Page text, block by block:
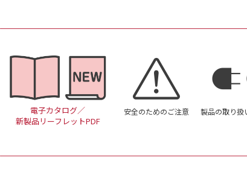
電子カタログ／
新製品リーフレットPDF
安全のためのご注意 製品の取り扱